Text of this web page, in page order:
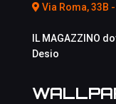
Via Roma, 33B
IL MAGAZZINO
Desio